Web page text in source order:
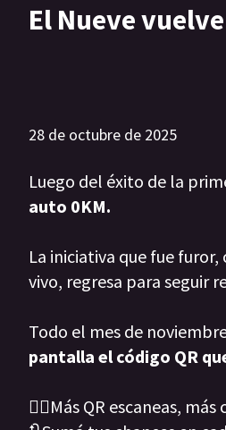
El Nueve
28 de octubre de 2025
Luego del éxito de la
auto 0KM.
La iniciativa que fue
vivo, regresa para seguir
Todo el mes de
pantalla el código QR
👉🏽Más QR escaneas,